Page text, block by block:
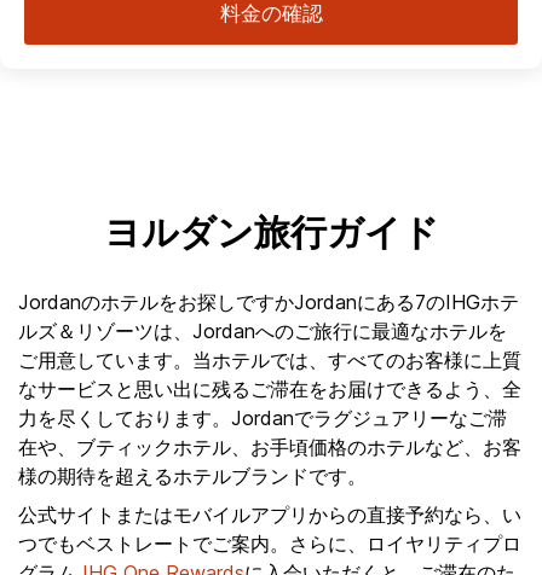
料金の確認
ヨルダン旅行ガイド
Jordanのホテルをお探しですかJordanにある7のIHGホテ
ルズ＆リゾーツは、Jordanへのご旅行に最適なホテルを
ご用意しています。当ホテルでは、すべてのお客様に上質
なサービスと思い出に残るご滞在をお届けできるよう、全
力を尽くしております。Jordanでラグジュアリーなご滞
在や、ブティックホテル、お手頃価格のホテルなど、お客
様の期待を超えるホテルブランドです。
公式サイトまたはモバイルアプリからの直接予約なら、い
つでもベストレートでご案内。さらに、ロイヤリティプロ